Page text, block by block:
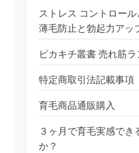
ストレス コントロー
薄毛防止と勃起力アッ
ピカキチ叢書 売れ筋
特定商取引法記載事項
育毛商品通販購入
３ヶ月で育毛実感で
か？